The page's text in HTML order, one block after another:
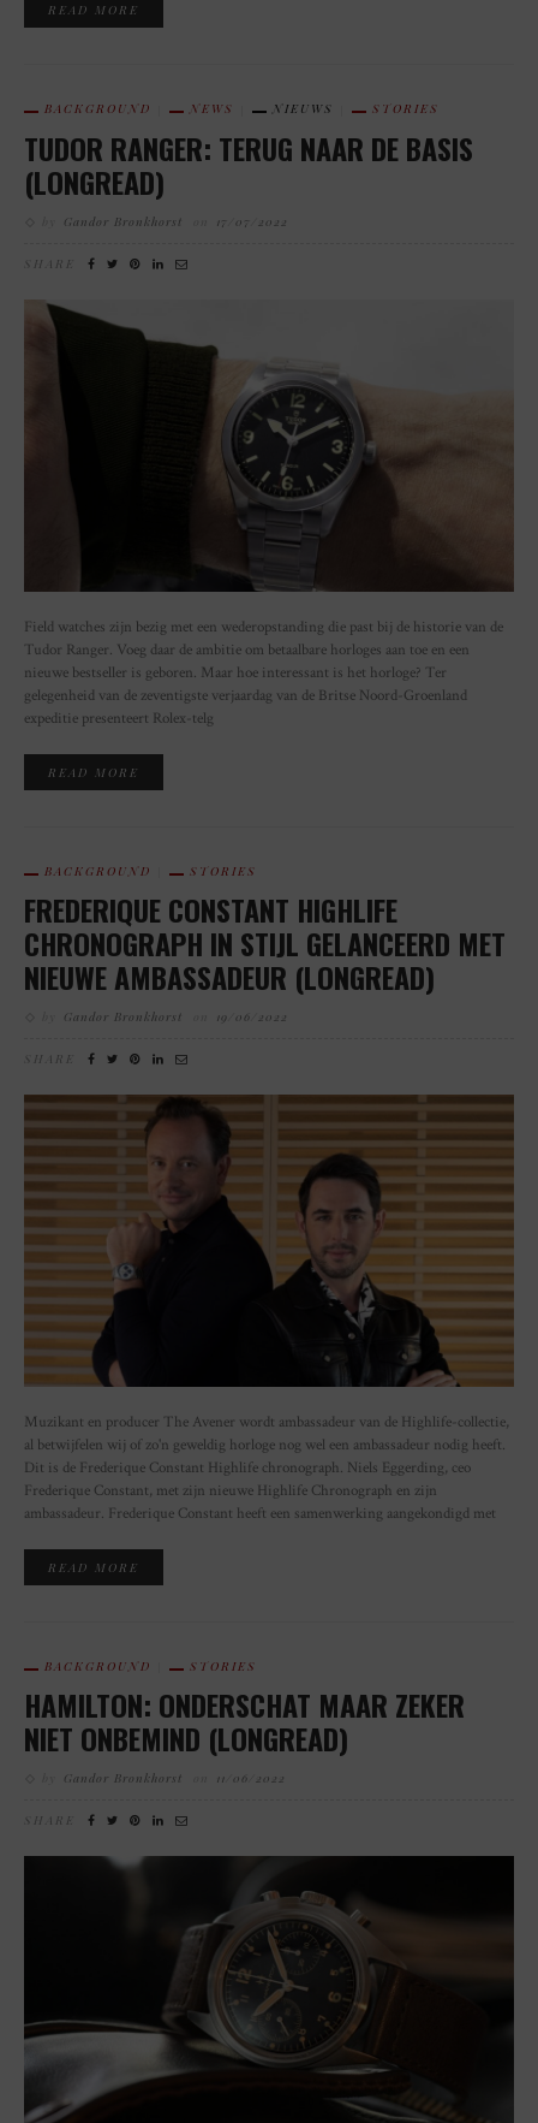
READ MORE
BACKGROUND NEWS NIEUWS STORIES
TUDOR RANGER: TERUG NAAR DE BASIS
(LONGREAD)
Gandor Bronkhorst 17/07/2022
SHARE
Field watches zijn bezig met een wederopstanding die past bij de historie van de
Tudor Ranger. Voeg daar de ambitie om betaalbare horloges aan toe en een
nieuwe bestseller is geboren. Maar hoe interessant is het horloge? Ter
gelegenheid van de zeventigste verjaardag van de Britse Noord-Groenland
expeditie presenteert Rolex-telg
READ MORE
BACKGROUND STORIES
FREDERIQUE CONSTANT HIGHLIFE
CHRONOGRAPH IN STIJL GELANCEERD MET
NIEUWE AMBASSADEUR (LONGREAD)
Gandor Bronkhorst 19/06/2022
SHARE
Muzikant en producer The Avener wordt ambassadeur van de Highlife-collectie,
al betwijfelen wij of zo'n geweldig horloge nog wel een ambassadeur nodig heeft.
Dit is de Frederique Constant Highlife chronograph. Niels Eggerding, ceo
Frederique Constant, met zijn nieuwe Highlife Chronograph en zijn
ambassadeur. Frederique Constant heeft een samenwerking aangekondigd met
READ MORE
BACKGROUND STORIES
HAMILTON: ONDERSCHAT MAAR ZEKER
NIET ONBEMIND (LONGREAD)
Gandor Bronkhorst 11/06/2022
SHARE